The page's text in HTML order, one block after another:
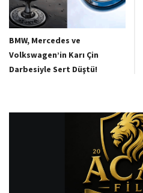
BMW, Mercedes ve
Volkswagen’in Karı Çin
Darbesiyle Sert Düştü!